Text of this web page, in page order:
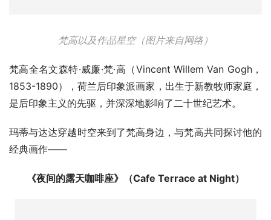
梵高以及作品星空（图片来自网络）
梵高全名文森特·威廉·梵·高（Vincent Willem Van Gogh，
1853-1890），荷兰后印象派画家，出生于新教牧师家庭，
是后印象主义的先驱，并深深地影响了二十世纪艺术。
玛蒂与达达穿越时空来到了梵高身边，与梵高共同探讨他的
经典画作——
《夜间的露天咖啡座》（Cafe Terrace at Night）